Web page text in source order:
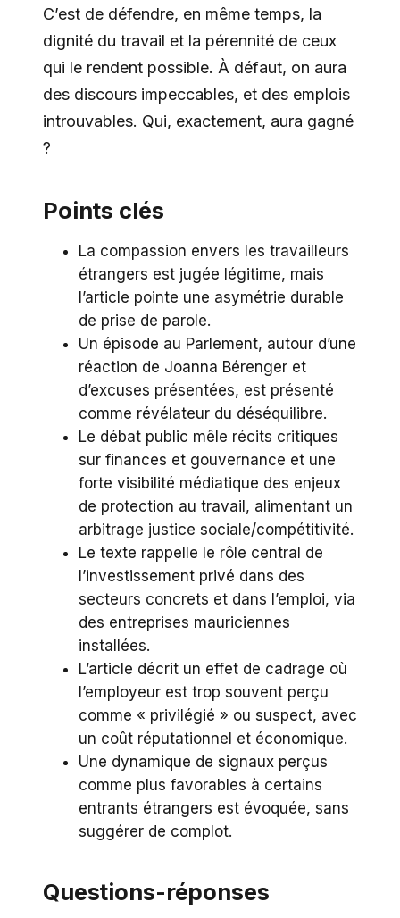
C’est de défendre, en même temps, la
dignité du travail et la pérennité de ceux
qui le rendent possible. À défaut, on aura
des discours impeccables, et des emplois
introuvables. Qui, exactement, aura gagné
?
Points clés
La compassion envers les travailleurs
étrangers est jugée légitime, mais
l’article pointe une asymétrie durable
de prise de parole.
Un épisode au Parlement, autour d’une
réaction de Joanna Bérenger et
d’excuses présentées, est présenté
comme révélateur du déséquilibre.
Le débat public mêle récits critiques
sur finances et gouvernance et une
forte visibilité médiatique des enjeux
de protection au travail, alimentant un
arbitrage justice sociale/compétitivité.
Le texte rappelle le rôle central de
l’investissement privé dans des
secteurs concrets et dans l’emploi, via
des entreprises mauriciennes
installées.
L’article décrit un effet de cadrage où
l’employeur est trop souvent perçu
comme « privilégié » ou suspect, avec
un coût réputationnel et économique.
Une dynamique de signaux perçus
comme plus favorables à certains
entrants étrangers est évoquée, sans
suggérer de complot.
Questions-réponses